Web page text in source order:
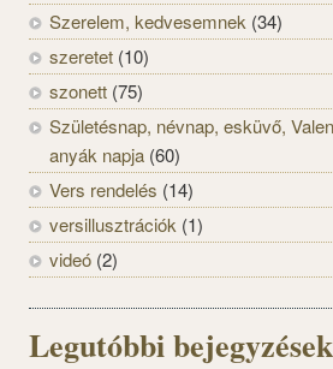
Szerelem, kedvesemnek (34)
szeretet (10)
szonett (75)
Születésnap, névnap, esküvő,
anyák napja (60)
Vers rendelés (14)
versillusztrációk (1)
videó (2)
Legutóbbi bejegyzések